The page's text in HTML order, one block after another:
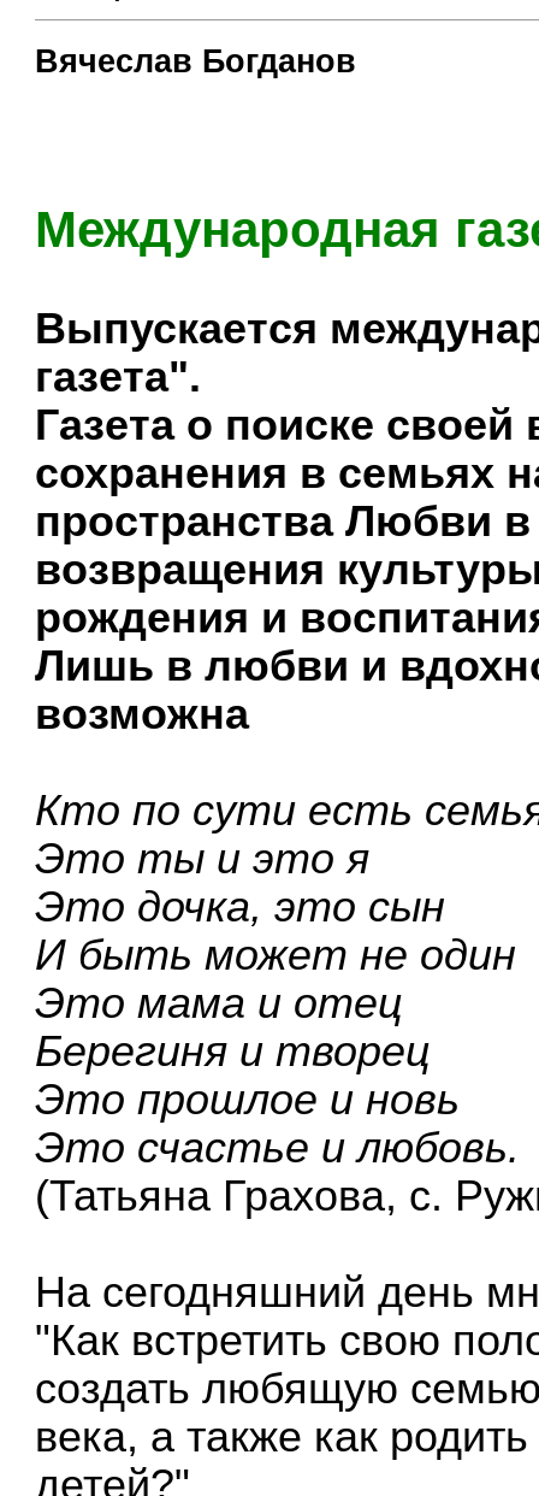
Вячеслав Богданов
Международная
Выпускается
газета".
Газета о поиске
сохранения в семьях
пространства Любви
возвращения
рождения и
Лишь в любви и
возможна
Кто по сути есть
Это ты и это я
Это дочка, это сын
И быть может не один
Это мама и отец
Берегиня и творец
Это прошлое и новь
Это счастье и любовь.
(Татьяна Грахова, с.
На сегодняшний день
"Как встретить свою
создать любящую
века, а также как
детей?"